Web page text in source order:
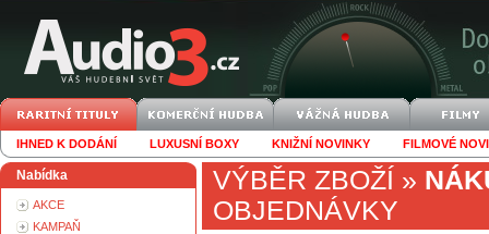
IHNED K DODÁNÍ LUXUSNÍ BOXY KNIŽNÍ NOVINKY FILMOVÉ
Nabídka
AKCE
KAMPAŇ
VÝBĚR ZBOŽÍ »
OBJEDNÁVKY